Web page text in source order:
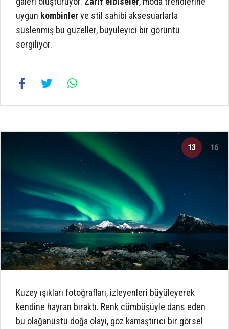
uygun kombinlerve stil sahibi aksesuarlarla
süslenmiş bu güzeller, büyüleyici bir görüntü
sergiliyor.
13 16
Kuzey ışıkları fotoğrafları, izleyenleri büyüleyerek
kendine hayran bıraktı. Renk cümbüşüyle dans eden
bu olağanüstü doğa olayı, göz kamaştırıcı bir görsel